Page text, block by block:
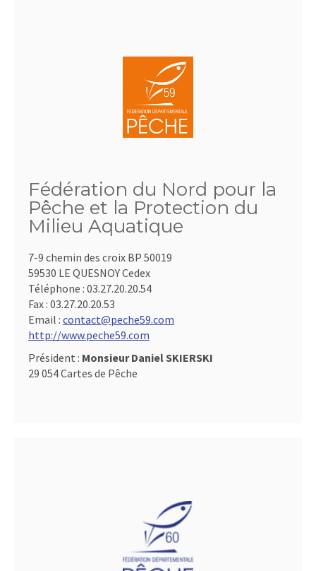
Fédération du Nord pour la
Pêche et la Protection du
Milieu Aquatique
7-9 chemin des croix BP 50019
59530 LE QUESNOY Cedex
Téléphone : 03.27.20.20.54
Fax : 03.27.20.20.53
Email : contact@peche59.com
http://www.peche59.com
Président : Monsieur Daniel SKIERSKI
29 054 Cartes de Pêche